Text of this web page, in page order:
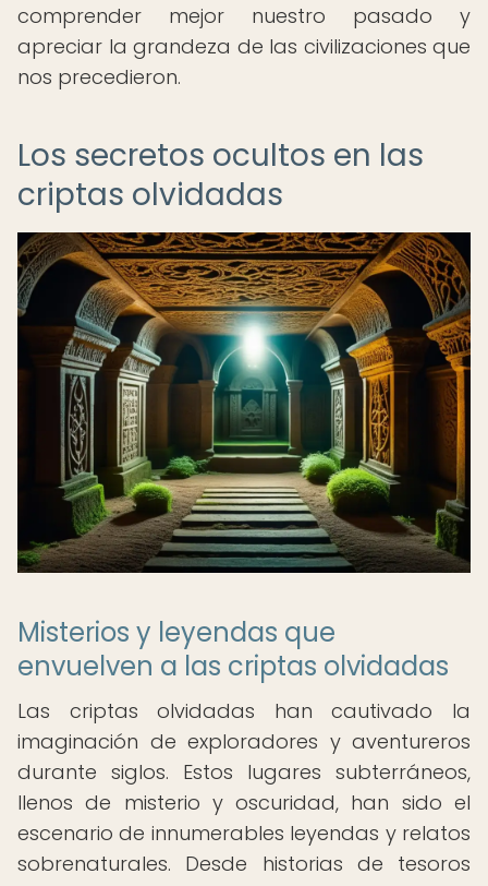
comprender mejor nuestro pasado y
apreciar la grandeza de las civilizaciones que
nos precedieron.
Los secretos ocultos en las
criptas olvidadas
Misterios y leyendas que
envuelven a las criptas olvidadas
Las criptas olvidadas han cautivado la
imaginación de exploradores y aventureros
durante siglos. Estos lugares subterráneos,
llenos de misterio y oscuridad, han sido el
escenario de innumerables leyendas y relatos
sobrenaturales. Desde historias de tesoros